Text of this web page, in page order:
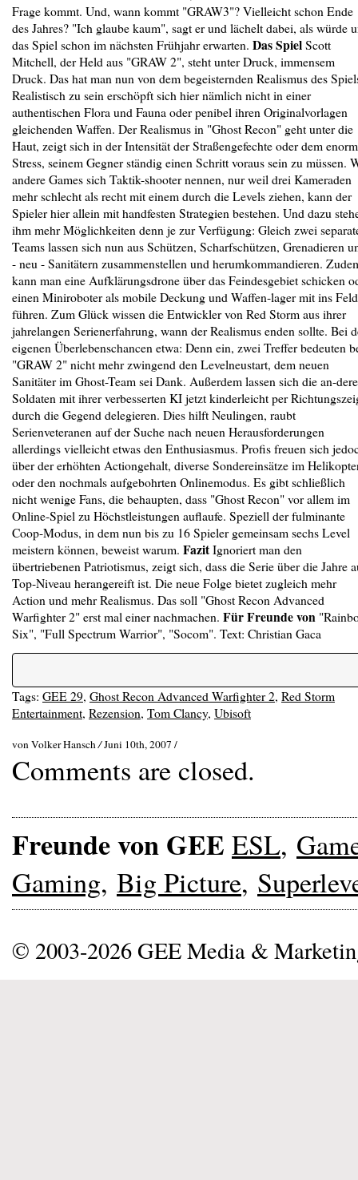
Frage kommt. Und, wann kommt "GRAW3"? Vielleicht schon Ende
des Jahres? "Ich glaube kaum", sagt er und lächelt dabei, als würde
das Spiel schon im nächsten Frühjahr erwarten. Das SpielScott
Mitchell, der Held aus "GRAW 2", steht unter Druck, immensem
Druck. Das hat man nun von dem begeisternden Realismus des
Realistisch zu sein erschöpft sich hier nämlich nicht in einer
authentischen Flora und Fauna oder penibel ihren Originalvorlagen
gleichenden Waffen. Der Realismus in "Ghost Recon" geht unter die
Haut, zeigt sich in der Intensität der Straßengefechte oder dem
Stress, seinem Gegner ständig einen Schritt voraus sein zu müssen.
andere Games sich Taktik-shooter nennen, nur weil drei Kameraden
mehr schlecht als recht mit einem durch die Levels ziehen, kann der
Spieler hier allein mit handfesten Strategien bestehen. Und dazu
ihm mehr Möglichkeiten denn je zur Verfügung: Gleich zwei
Teams lassen sich nun aus Schützen, Scharfschützen, Grenadieren
- neu - Sanitätern zusammenstellen und herumkommandieren.
kann man eine Aufklärungsdrone über das Feindesgebiet schicken
einen Miniroboter als mobile Deckung und Waffen-lager mit ins Feld
führen. Zum Glück wissen die Entwickler von Red Storm aus ihrer
jahrelangen Serienerfahrung, wann der Realismus enden sollte. Bei
eigenen Überlebenschancen etwa: Denn ein, zwei Treffer bedeuten
"GRAW 2" nicht mehr zwingend den Levelneustart, dem neuen
Sanitäter im Ghost-Team sei Dank. Außerdem lassen sich die an-
Soldaten mit ihrer verbesserten KI jetzt kinderleicht per
durch die Gegend delegieren. Dies hilft Neulingen, raubt
Serienveteranen auf der Suche nach neuen Herausforderungen
allerdings vielleicht etwas den Enthusiasmus. Profis freuen sich
über der erhöhten Actiongehalt, diverse Sondereinsätze im
oder den nochmals aufgebohrten Onlinemodus. Es gibt schließlich
nicht wenige Fans, die behaupten, dass "Ghost Recon" vor allem im
Online-Spiel zu Höchstleistungen auflaufe. Speziell der fulminante
Coop-Modus, in dem nun bis zu 16 Spieler gemeinsam sechs Level
meistern können, beweist warum. FazitIgnoriert man den
übertriebenen Patriotismus, zeigt sich, dass die Serie über die Jahre
Top-Niveau herangereift ist. Die neue Folge bietet zugleich mehr
Action und mehr Realismus. Das soll "Ghost Recon Advanced
Warfighter 2" erst mal einer nachmachen. Für Freunde von
Six", "Full Spectrum Warrior", "Socom". Text: Christian Gaca
Tags: GEE 29, Ghost Recon Advanced Warfighter 2, Red Storm
Entertainment, Rezension, Tom Clancy, Ubisoft
von Volker Hansch/Juni 10th, 2007 /
Comments are closed.
Freunde von GEE ESL,
Gaming, Big Picture,
© 2003-2026 GEE Media &